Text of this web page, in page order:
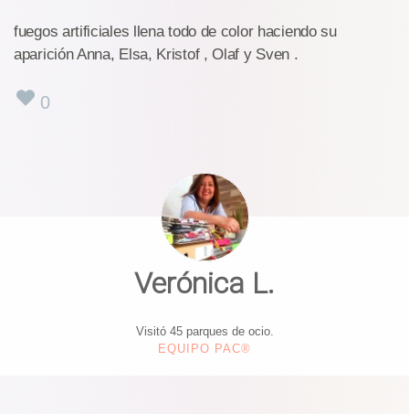
fuegos artificiales llena todo de color haciendo su
aparición Anna, Elsa, Kristof , Olaf y Sven .
0
Verónica L.
Visitó 45 parques de ocio.
EQUIPO PAC®